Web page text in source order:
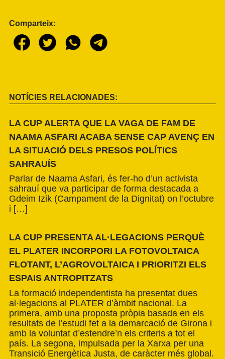
Comparteix:
NOTÍCIES RELACIONADES:
LA CUP ALERTA QUE LA VAGA DE FAM DE
NAAMA ASFARI ACABA SENSE CAP AVENÇ EN
LA SITUACIÓ DELS PRESOS POLÍTICS
SAHRAUÍS
Parlar de Naama Asfari, és fer-ho d’un activista
sahrauí que va participar de forma destacada a
Gdeim Izik (Campament de la Dignitat) on l’octubre
i […]
LA CUP PRESENTA AL·LEGACIONS PERQUÈ
EL PLATER INCORPORI LA FOTOVOLTAICA
FLOTANT, L’AGROVOLTAICA I PRIORITZI ELS
ESPAIS ANTROPITZATS
La formació independentista ha presentat dues
al·legacions al PLATER d’àmbit nacional. La
primera, amb una proposta pròpia basada en els
resultats de l’estudi fet a la demarcació de Girona i
amb la voluntat d’estendre’n els criteris a tot el
país. La segona, impulsada per la Xarxa per una
Transició Energètica Justa, de caràcter més global.